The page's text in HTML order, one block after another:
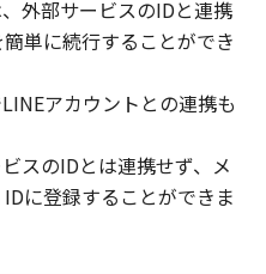
外部サービスのIDと連携
単に続行することができ
アカウントとの連携も
スのIDとは連携せず、メ
に登録することができま